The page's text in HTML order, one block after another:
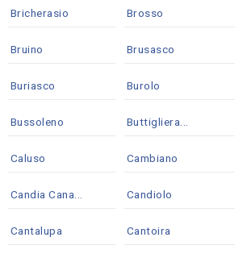
Bricherasio Brosso
Bruino Brusasco
Buriasco Burolo
Bussoleno Buttigliera...
Caluso Cambiano
Candia Cana... Candiolo
Cantalupa Cantoira